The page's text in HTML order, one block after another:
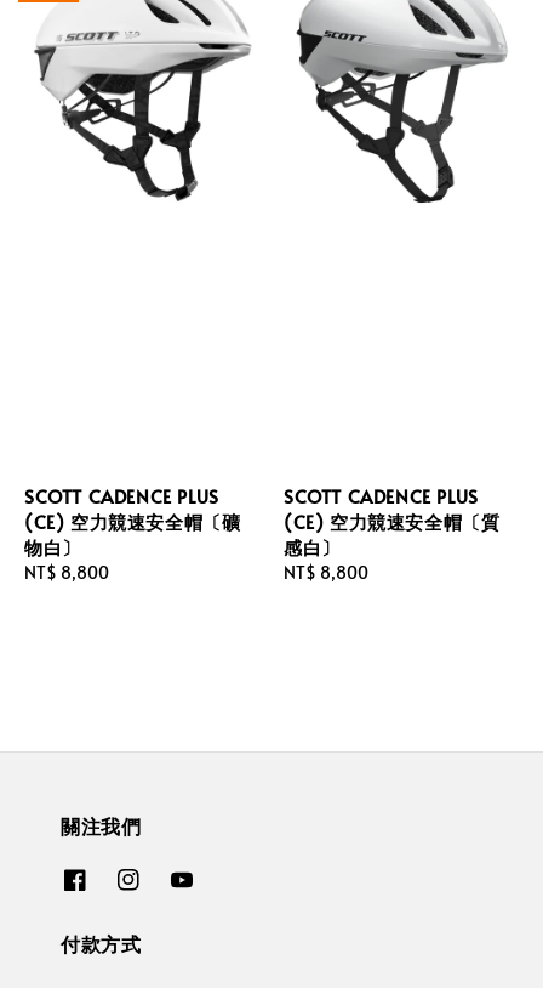
SCOTT CADENCE PLUS
(CE) 空力競速安全帽〔礦
物白〕
Regular
NT$ 8,800
SCOTT CADENCE PLUS
(CE) 空力競速安全帽〔質
感白〕
Regular
NT$ 8,800
關注我們
付款方式